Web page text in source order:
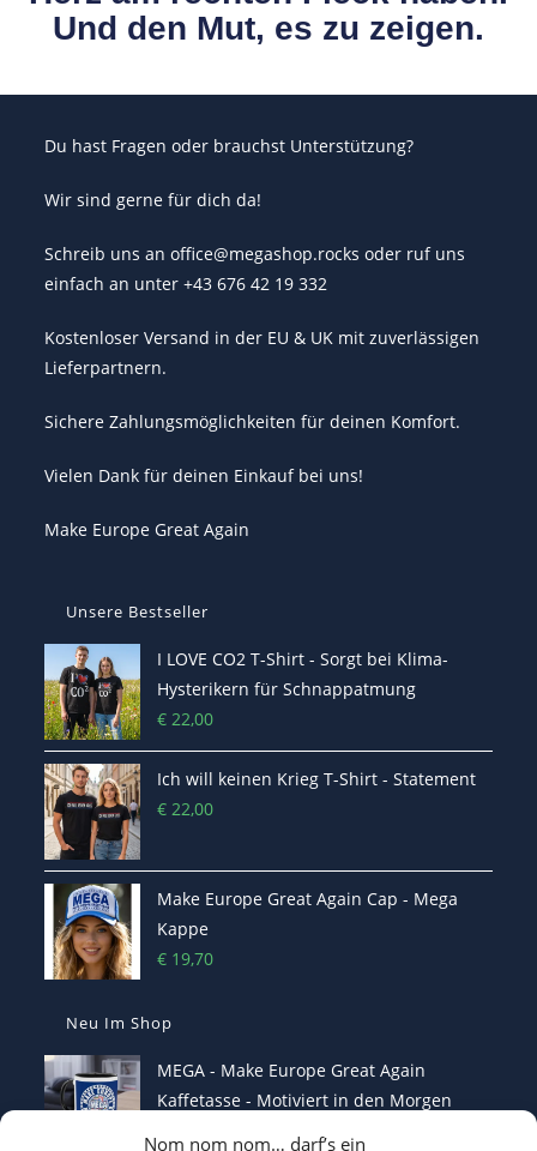
Nom nom nom… darf’s ein
Und den Mut, es zu zeigen.
Du hast Fragen oder brauchst Unterstützung?
Wir sind gerne für dich da!
Schreib uns an office@megashop.rocks oder ruf uns
einfach an unter +43 676 42 19 332
Kostenloser Versand in der EU & UK mit zuverlässigen
Lieferpartnern.
Sichere Zahlungsmöglichkeiten für deinen Komfort.
Vielen Dank für deinen Einkauf bei uns!
Make Europe Great Again
Unsere Bestseller
I LOVE CO2 T-Shirt - Sorgt bei Klima-
Hysterikern für Schnappatmung
€ 22,00
Ich will keinen Krieg T-Shirt - Statement
€ 22,00
Make Europe Great Again Cap - Mega
Kappe
€ 19,70
Neu Im Shop
MEGA - Make Europe Great Again
Kaffetasse - Motiviert in den Morgen